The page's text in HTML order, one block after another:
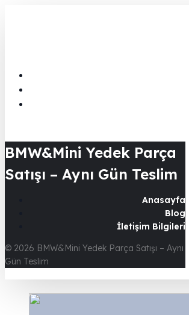
BMW&Mini Yedek Parça
Satışı – Aynı Gün Teslim
Anasayfa
Blog
İletişim Bilgileri
© 2026 BMW&Mini Yedek Parça Satışı – Aynı
Gün Teslim